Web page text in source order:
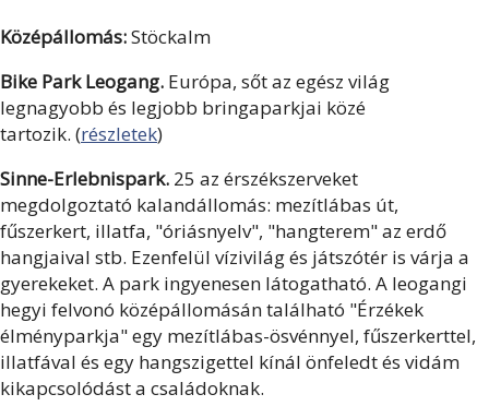
Középállomás:Stöckalm
Bike Park Leogang. Európa, sőt az egész világ
legnagyobb és legjobb bringaparkjai közé
tartozik. (részletek)
Sinne-Erlebnispark. 25 az érszékszerveket
megdolgoztató kalandállomás: mezítlábas út,
fűszerkert, illatfa, "óriásnyelv", "hangterem" az erdő
hangjaival stb. Ezenfelül vízivilág és játszótér is várja a
gyerekeket. A park ingyenesen látogatható. A leogangi
hegyi felvonó középállomásán található "Érzékek
élményparkja" egy mezítlábas-ösvénnyel, fűszerkerttel,
illatfával és egy hangszigettel kínál önfeledt és vidám
kikapcsolódást a családoknak.